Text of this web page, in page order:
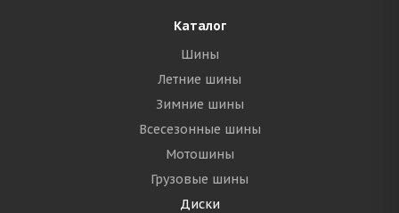
Каталог
Шины
Летние шины
Зимние шины
Всесезонные шины
Мотошины
Грузовые шины
Диски